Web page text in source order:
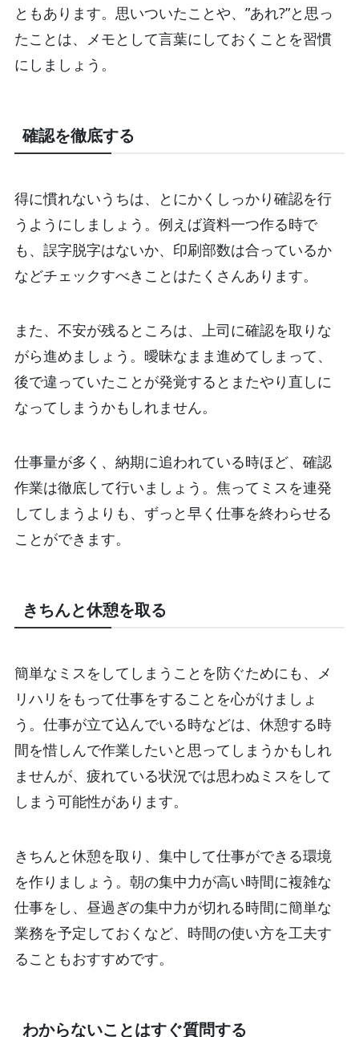
ともあります。思いついたことや、”あれ?”と思っ
たことは、メモとして言葉にしておくことを習慣
にしましょう。
確認を徹底する
得に慣れないうちは、とにかくしっかり確認を行
うようにしましょう。例えば資料一つ作る時で
も、誤字脱字はないか、印刷部数は合っているか
などチェックすべきことはたくさんあります。
また、不安が残るところは、上司に確認を取りな
がら進めましょう。曖昧なまま進めてしまって、
後で違っていたことが発覚するとまたやり直しに
なってしまうかもしれません。
仕事量が多く、納期に追われている時ほど、確認
作業は徹底して行いましょう。焦ってミスを連発
してしまうよりも、ずっと早く仕事を終わらせる
ことができます。
きちんと休憩を取る
簡単なミスをしてしまうことを防ぐためにも、メ
リハリをもって仕事をすることを心がけましょ
う。仕事が立て込んでいる時などは、休憩する時
間を惜しんで作業したいと思ってしまうかもしれ
ませんが、疲れている状況では思わぬミスをして
しまう可能性があります。
きちんと休憩を取り、集中して仕事ができる環境
を作りましょう。朝の集中力が高い時間に複雑な
仕事をし、昼過ぎの集中力が切れる時間に簡単な
業務を予定しておくなど、時間の使い方を工夫す
ることもおすすめです。
わからないことはすぐ質問する